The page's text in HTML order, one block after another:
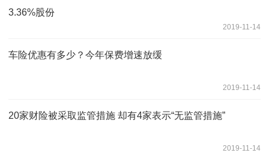
3.36%股份
2019-11-14
车险优惠有多少？今年保费增速放缓
2019-11-14
20家财险被采取监管措施 却有4家表示“无监管措施”
2019-11-14